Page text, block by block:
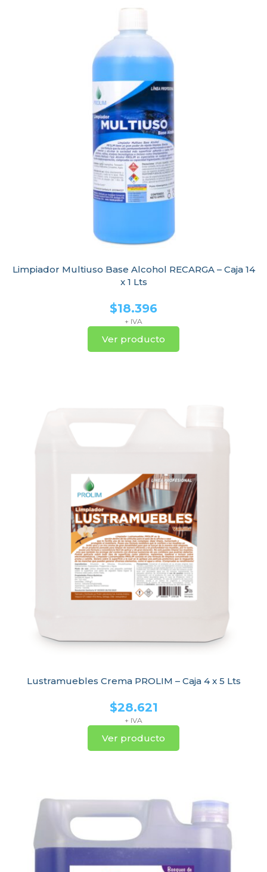
Limpiador Multiuso Base Alcohol RECARGA – Caja 14
x 1 Lts
$18.396
+ IVA
Ver producto
Lustramuebles Crema PROLIM – Caja 4 x 5 Lts
$28.621
+ IVA
Ver producto